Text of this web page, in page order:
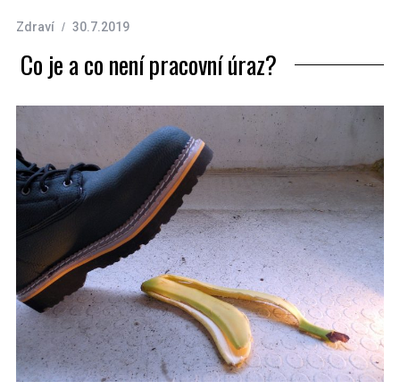
Zdraví 30.7.2019
Co je a co není pracovní úraz?